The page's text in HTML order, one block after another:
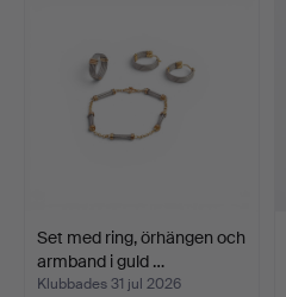
Set med ring, örhängen och
armband i guld …
Klubbades 31 jul 2026